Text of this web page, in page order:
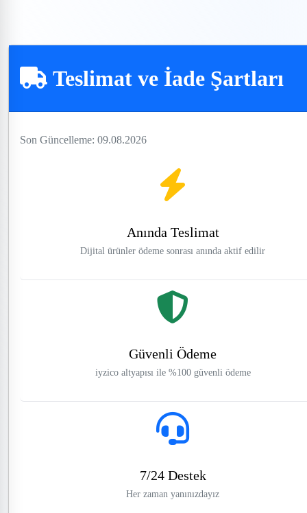
Teslimat ve İade Şartları
Son Güncelleme: 09.08.2026
Anında Teslimat
Dijital ürünler ödeme sonrası anında aktif edilir
Güvenli Ödeme
iyzico altyapısı ile %100 güvenli ödeme
7/24 Destek
Her zaman yanınızdayız